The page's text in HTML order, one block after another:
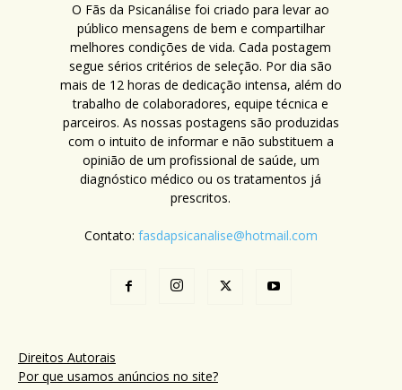
O Fãs da Psicanálise foi criado para levar ao
público mensagens de bem e compartilhar
melhores condições de vida. Cada postagem
segue sérios critérios de seleção. Por dia são
mais de 12 horas de dedicação intensa, além do
trabalho de colaboradores, equipe técnica e
parceiros. As nossas postagens são produzidas
com o intuito de informar e não substituem a
opinião de um profissional de saúde, um
diagnóstico médico ou os tratamentos já
prescritos.
Contato: fasdapsicanalise@hotmail.com
Direitos Autorais
Por que usamos anúncios no site?